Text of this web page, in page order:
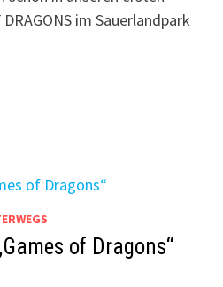
im Sauerlandpark
of Dragons“